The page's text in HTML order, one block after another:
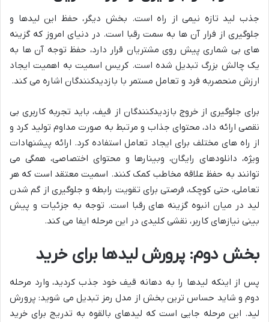
جذب لید تازه نیمی از راه است. بخش دیگر، حفظ این لیدها و
جلوگیری از فرار آن ها به سمت رقبا است. در دنیای امروز که گزینه
های بی شماری پیش روی مشتریان قرار دارد، حفظ توجه آن ها به
یک چالش بزرگ تبدیل شده است. کریس اسمیت به اهمیت ایجاد
ارزش منحصربه فرد و تعامل مستمر با بازدیدکنندگان اشاره می کند.
برای جلوگیری از خروج بازدیدکنندگان از قیف، باید تجربه کاربری بی
نقصی ارائه داد، محتوای جذاب و مرتبط به صورت مداوم تولید کرد و
از راه های مختلف برای ایجاد تعامل استفاده کرد. ارائه پیشنهادات
ویژه، دانلودهای رایگان، وبینارها و محتوای اختصاصی، همگی می
توانند به حفظ علاقه مخاطب کمک کنند. اسمیت معتقد است که هر
تعاملی، حتی کوچک، فرصتی برای تقویت رابطه و جلوگیری از گم شدن
لید در میان انبوه گزینه های رقبا است. توجه به جزئیات و پیش
بینی نیازهای کاربر، نقشی کلیدی در این مرحله ایفا می کند.
بخش دوم: پرورش لیدها برای خرید
پس از اینکه لیدها را به دهانه قیف خود جذب کردید، وارد مرحله
دوم و شاید حساس ترین بخش از مدل رمز تبدیل می شوید: پرورش
لید. این مرحله جایی است که لیدهای بالقوه به تدریج برای خرید